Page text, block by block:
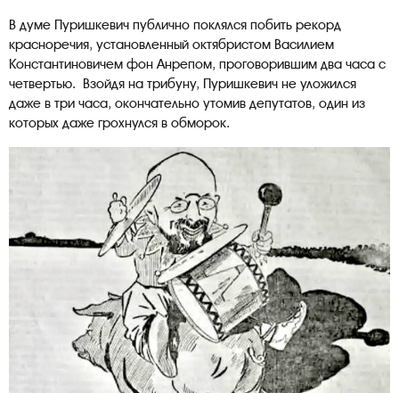
В думе Пуришкевич публично поклялся побить рекорд
красноречия, установленный октябристом Василием
Константиновичем фон Анрепом, проговорившим два часа с
четвертью. Взойдя на трибуну, Пуришкевич не уложился
даже в три часа, окончательно утомив депутатов, один из
которых даже грохнулся в обморок.